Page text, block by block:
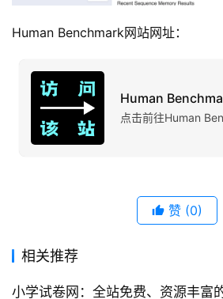
Human Benchmark网站网址：
Human
点击前往Human
赞 (0)
相关推荐
小学试卷网：全站免费、资源丰富